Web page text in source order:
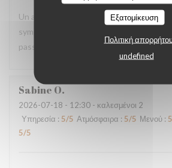
Εξατομίκευση
Πολιτική
undefined
Un accueil chaleureux, convivial. Une
sympathique. Tous les ingrédients sont
passer un agréable moment, une pause
Sabine O
2026-07-18 - 12:30 - καλεσμένοι 2
Υπηρεσία : 5/5 Ατμόσφαιρα : 5/5 Μενού : 5
5/5